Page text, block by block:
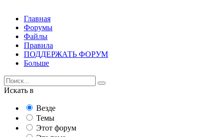
Главная
Форумы
Файлы
Правила
ПОДДЕРЖАТЬ ФОРУМ
Больше
Искать в
Везде
Темы
Этот форум